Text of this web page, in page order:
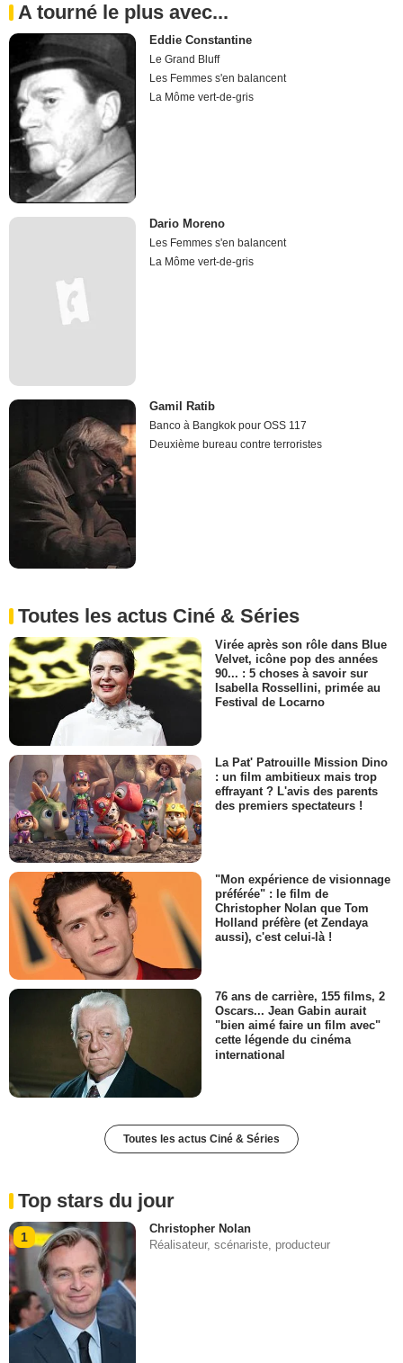
A tourné le plus avec...
Eddie Constantine
Le Grand Bluff
Les Femmes s'en balancent
La Môme vert-de-gris
Dario Moreno
Les Femmes s'en balancent
La Môme vert-de-gris
Gamil Ratib
Banco à Bangkok pour OSS 117
Deuxième bureau contre terroristes
Toutes les actus Ciné & Séries
Virée après son rôle dans Blue
Velvet, icône pop des années
90... : 5 choses à savoir sur
Isabella Rossellini, primée au
Festival de Locarno
La Pat' Patrouille Mission Dino
: un film ambitieux mais trop
effrayant ? L'avis des parents
des premiers spectateurs !
"Mon expérience de visionnage
préférée" : le film de
Christopher Nolan que Tom
Holland préfère (et Zendaya
aussi), c'est celui-là !
76 ans de carrière, 155 films, 2
Oscars... Jean Gabin aurait
"bien aimé faire un film avec"
cette légende du cinéma
international
Toutes les actus Ciné & Séries
Top stars du jour
1
Christopher Nolan
Réalisateur, scénariste, producteur